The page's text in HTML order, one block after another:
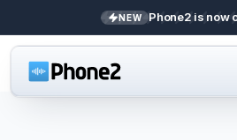
NEW Phone2 is now